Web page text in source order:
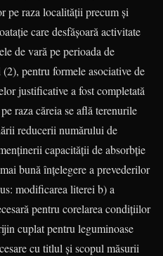
pe raza localității precum și
care desfășoară activi­tate
de vară pe perioada de
pentru formele asociative de
justificative a fost completată
raza căreia se află terenurile
reducerii numărului de
capa­cității de absorbție
bună înțe­legere a prevederilor
modifi­carea literei b) a
pentru corelarea condițiilor
cuplat pentru legumi­noase
cu titlul și scopul măsurii